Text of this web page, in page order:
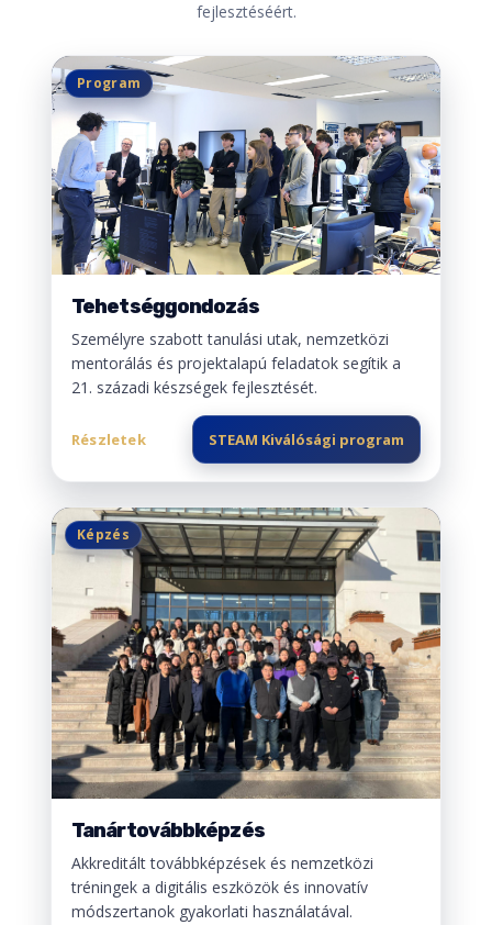
fejlesztéséért.
Program
Tehetséggondozás
Személyre szabott tanulási utak, nemzetközi
mentorálás és projektalapú feladatok segítik a
21. századi készségek fejlesztését.
Részletek STEAM Kiválósági program
Képzés
Tanártovábbképzés
Akkreditált továbbképzések és nemzetközi
tréningek a digitális eszközök és innovatív
módszertanok gyakorlati használatával.